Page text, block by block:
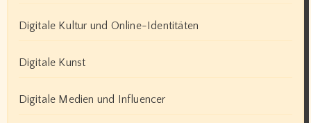
Digitale Kultur und Online-Identitäten
Digitale Kunst
Digitale Medien und Influencer